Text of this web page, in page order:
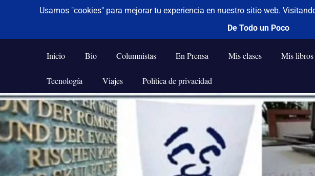
Saltar
al
contenido
De todo un poco
Frases,
Humor,
Tecnología
y
Viajes
Inicio Bio Columnistas En Prensa Mis clases Mis libros
Tecnología Viajes Política de privacidad